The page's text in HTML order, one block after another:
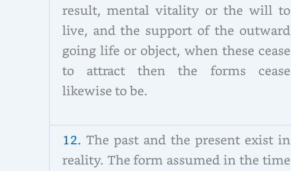
result, mental vitality or the will to
live, and the support of the outward
going life or object, when these cease
to attract then the forms cease
likewise to be.
12. The past and the present exist in
reality. The form assumed in the time